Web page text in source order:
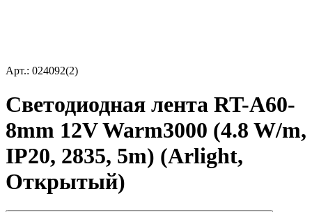
Арт.: 024092(2)
Светодиодная лента RT-A60-
8mm 12V Warm3000 (4.8 W/m,
IP20, 2835, 5m) (Arlight,
Открытый)